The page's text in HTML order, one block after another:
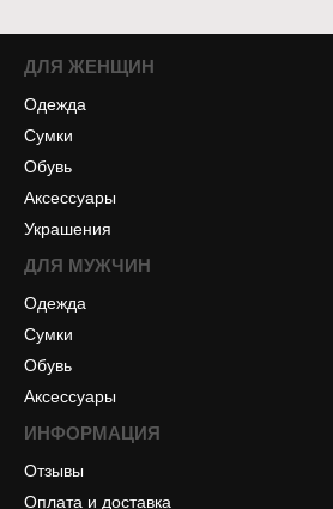
ДЛЯ ЖЕНЩИН
Одежда
Сумки
Обувь
Аксессуары
Украшения
ДЛЯ МУЖЧИН
Одежда
Сумки
Обувь
Аксессуары
ИНФОРМАЦИЯ
Отзывы
Оплата и доставка